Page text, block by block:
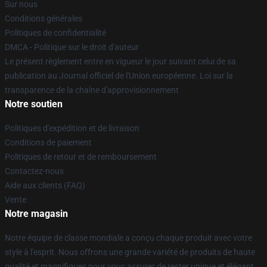
Sur nous
Conditions générales
Politiques de confidentialité
DMCA - Politique sur le droit d'auteur
Le présent règlement entre en vigueur le jour suivant celui de sa
publication au Journal officiel de l'Union européenne. Loi sur la
transparence de la chaîne d'approvisionnement
Notre soutien
Politiques d'expédition et de livraison
Conditions de paiement
Politiques de retour et de remboursement
Contactez-nous
Aide aux clients (FAQ)
Vente
Notre magasin
Notre équipe de classe mondiale a conçu chaque produit avec votre
style à l'esprit. Nous offrons une grande variété de produits de haute